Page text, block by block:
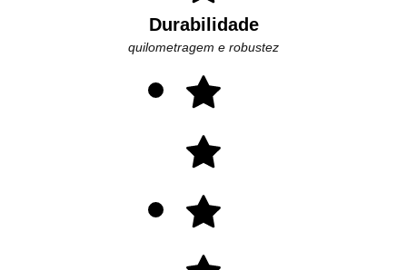
Durabilidade
quilometragem e robustez